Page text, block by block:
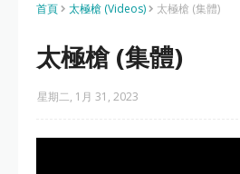
首頁 太極槍 (Videos) 太極槍 (集體)
太極槍 (集體)
星期二, 1月 31, 2023